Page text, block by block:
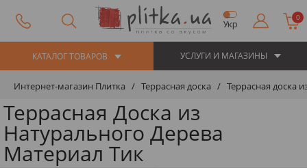
Укр
0
КАТАЛОГ ТОВАРОВ УСЛУГИ И МАГАЗИНЫ
Интернет-магазин Плитка Террасная доска Террасная доска
Террасная Доска из
Натурального Дерева
Материал Тик